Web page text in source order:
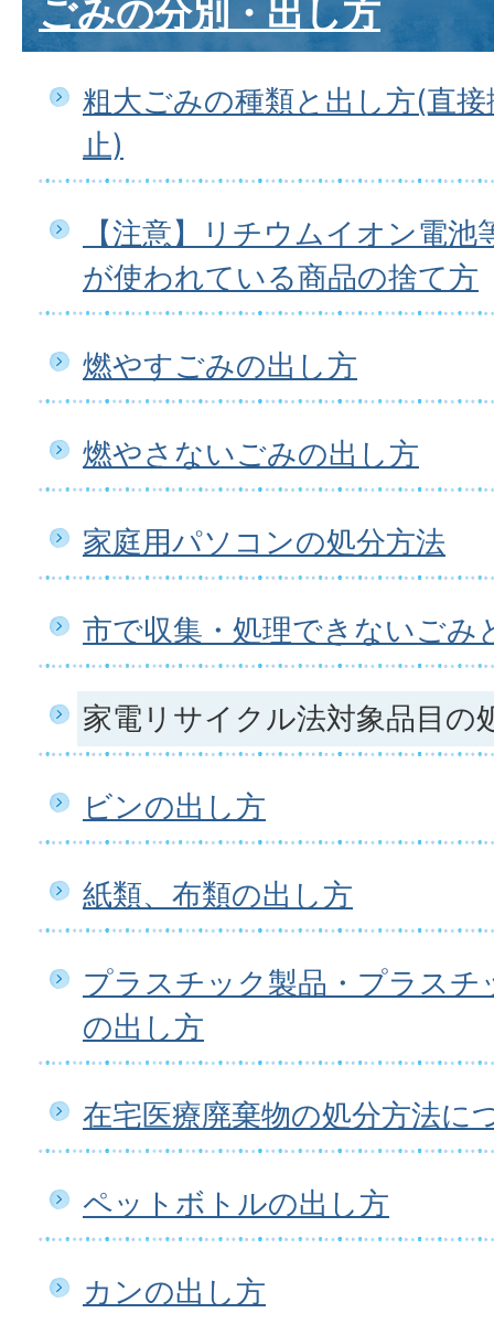
ごみの分別・出し方
粗大ごみの種類と出し方(直
止)
【注意】リチウムイオン電池
が使われている商品の捨て方
燃やすごみの出し方
燃やさないごみの出し方
家庭用パソコンの処分方法
市で収集・処理できないごみ
家電リサイクル法対象品目の
ビンの出し方
紙類、布類の出し方
プラスチック製品・プラスチ
の出し方
在宅医療廃棄物の処分方法に
ペットボトルの出し方
カンの出し方